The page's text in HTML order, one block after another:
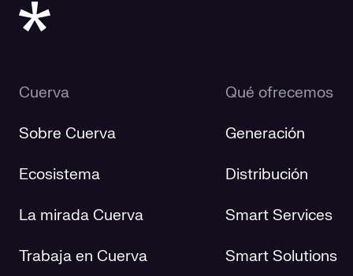
Cuerva
Sobre Cuerva
Ecosistema
La mirada Cuerva
Trabaja en Cuerva
Qué ofrecemos
Generación
Distribución
Smart Services
Smart Solutions